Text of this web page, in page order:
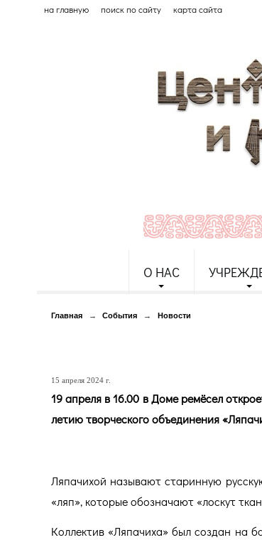
на главную поиск по сайту карта сайта
О НАС
Главная → События → Новости
15 апреля 2024 г.
19 апреля в 16.00 в Доме ремёсел
летию творческого объединения
Ляпачихой называют старинную
«ляп», которые обозначают «лоскут
Коллектив «Ляпачиха» был создан на